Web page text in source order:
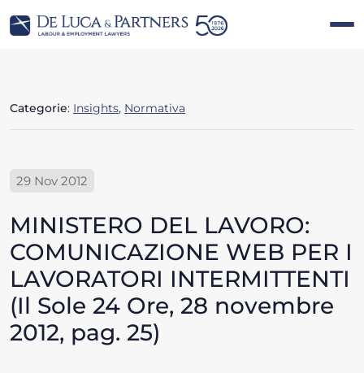
Categorie: Insights, Normativa
29 Nov 2012
MINISTERO DEL LAVORO:
COMUNICAZIONE WEB PER I
LAVORATORI INTERMITTENTI
(Il Sole 24 Ore, 28 novembre
2012, pag. 25)